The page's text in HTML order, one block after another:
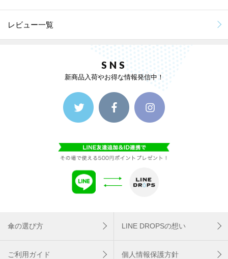
レビュー一覧
SNS
新商品入荷やお得な情報発信中！
傘の選び方 LINE DROPSの想い
ご利用ガイド 個人情報保護方針